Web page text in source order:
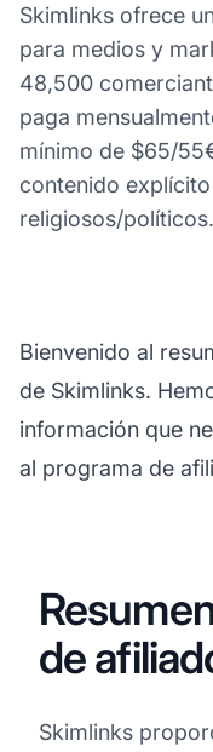
Skimlinks ofrece
para medios y
48,500
paga
mínimo de $65/
contenido
religiosos/políticos.
Bienvenido al
de Skimlinks.
información que
al programa de
de
Skimlinks